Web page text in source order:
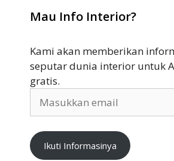
Mau Info Interior?
Kami akan memberikan
seputar dunia interior untuk
gratis.
email
Ikuti Informasinya